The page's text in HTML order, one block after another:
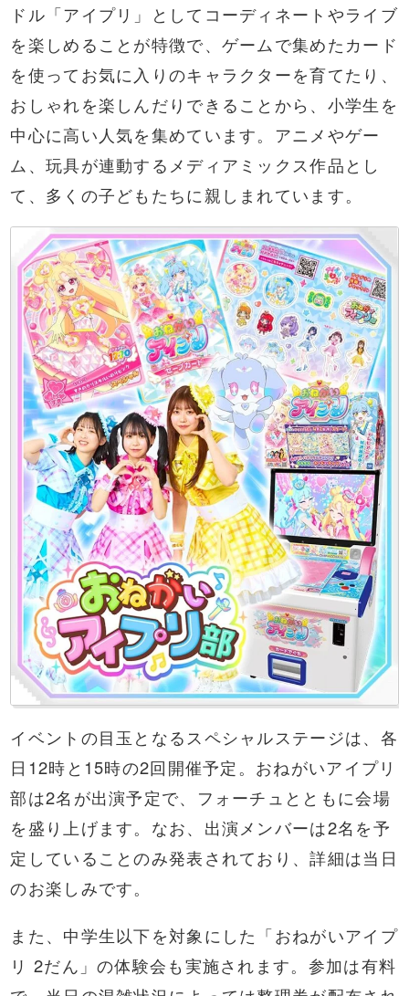
ドル「アイプリ」としてコーディネートやライブ
を楽しめることが特徴で、ゲームで集めたカード
を使ってお気に入りのキャラクターを育てたり、
おしゃれを楽しんだりできることから、小学生を
中心に高い人気を集めています。アニメやゲー
ム、玩具が連動するメディアミックス作品とし
て、多くの子どもたちに親しまれています。
イベントの目玉となるスペシャルステージは、各
日12時と15時の2回開催予定。おねがいアイプリ
部は2名が出演予定で、フォーチュとともに会場
を盛り上げます。なお、出演メンバーは2名を予
定していることのみ発表されており、詳細は当日
のお楽しみです。
また、中学生以下を対象にした「おねがいアイプ
リ 2だん」の体験会も実施されます。参加は有料